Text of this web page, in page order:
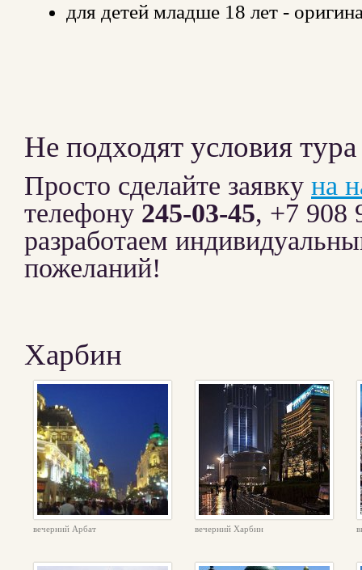
для детей младше 18 лет -
Не подходят условия
Просто сделайте заявку на
телефону 245-03-45, +7 908
разработаем
пожеланий!
Харбин
вечерний Арбат вечерний Харбин